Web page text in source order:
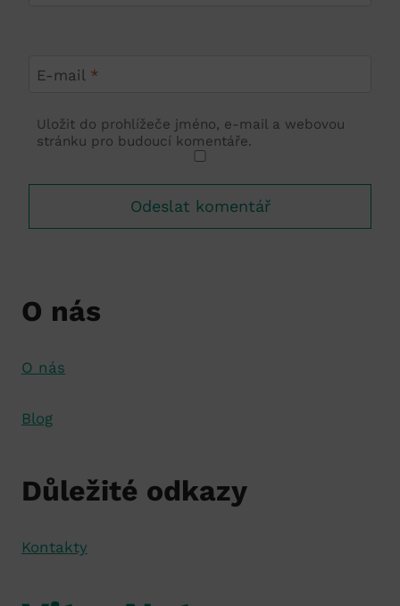
E-mail *
Uložit do prohlížeče jméno, e-mail a webovou
stránku pro budoucí komentáře.
O nás
O nás
Blog
Důležité odkazy
Kontakty